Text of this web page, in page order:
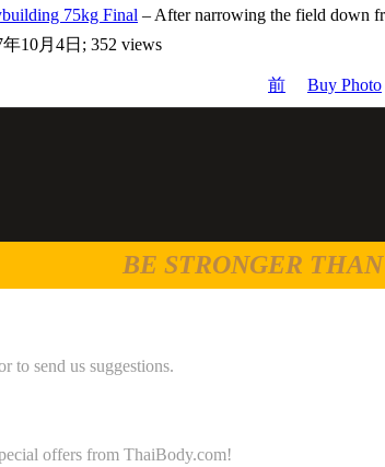
75kg Final – After narrowing the field down
10月4日; 352 views
前 Buy Photo
BE STRONGER
to send us suggestions.
offers from ThaiBody.com!